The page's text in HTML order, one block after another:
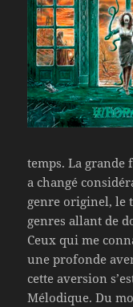
temps. La
a changé
genre originel, le
genres allant de
Ceux qui me
une profonde
cette aversion
Mélodique. Du